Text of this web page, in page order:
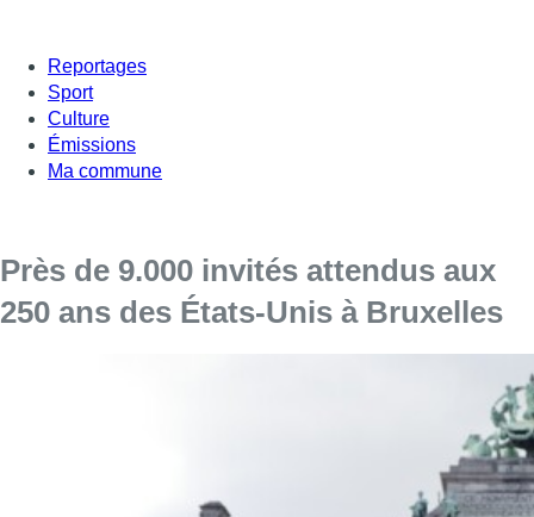
Reportages
Sport
Culture
Émissions
Ma commune
Près de 9.000 invités attendus aux
250 ans des États-Unis à Bruxelles